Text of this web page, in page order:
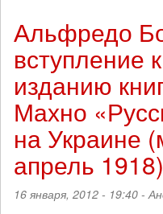
модернизация
по-
сталински
Альфредо
вступление
изданию
Махно
на Украине
апрель
16 января, 2012 - 19:40 -